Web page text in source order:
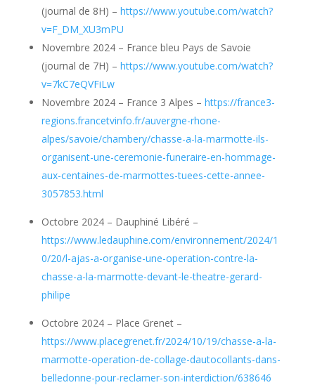
(journal de 8H) – https://www.youtube.com/watch?
v=F_DM_XU3mPU
Novembre 2024 – France bleu Pays de Savoie
(journal de 7H) – https://www.youtube.com/watch?
v=7kC7eQVFiLw
Novembre 2024 – France 3 Alpes – https://france3-
regions.francetvinfo.fr/auvergne-rhone-
alpes/savoie/chambery/chasse-a-la-marmotte-ils-
organisent-une-ceremonie-funeraire-en-hommage-
aux-centaines-de-marmottes-tuees-cette-annee-
3057853.html
Octobre 2024 – Dauphiné Libéré –
https://www.ledauphine.com/environnement/2024/1
0/20/l-ajas-a-organise-une-operation-contre-la-
chasse-a-la-marmotte-devant-le-theatre-gerard-
philipe
Octobre 2024 – Place Grenet –
https://www.placegrenet.fr/2024/10/19/chasse-a-la-
marmotte-operation-de-collage-dautocollants-dans-
belledonne-pour-reclamer-son-interdiction/638646